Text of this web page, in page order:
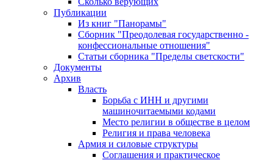
Публикации
Из книг "Панорамы"
Сборник "Преодолевая государственно -
конфессиональные отношения"
Статьи сборника "Пределы светскости"
Документы
Архив
Власть
Борьба с ИНН и другими
машиночитаемыми кодами
Место религии в обществе в целом
Религия и права человека
Армия и силовые структуры
Соглашения и практическое